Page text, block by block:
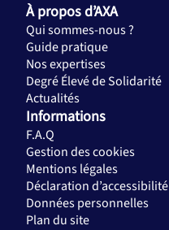
À propos d’AXA
Qui sommes-nous ?
Guide pratique
Nos expertises
Degré Élevé de Solidarité
Actualités
Informations
F.A.Q
Gestion des cookies
Mentions légales
Déclaration d’accessibilité
Données personnelles
Plan du site